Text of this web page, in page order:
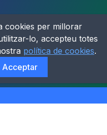
cookies per millorar
lo, accepteu totes
política de cookies.
Acceptar